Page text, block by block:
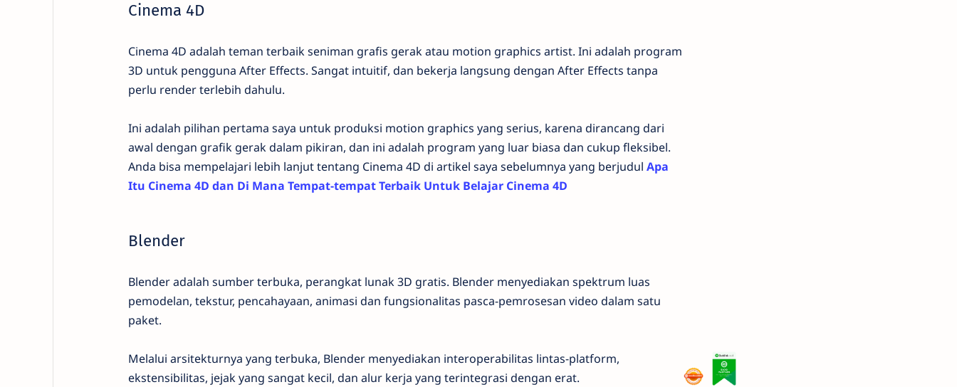
Cinema 4D
Cinema 4D adalah teman terbaik seniman grafis gerak atau motion graphics artist. Ini adalah program
3D untuk pengguna After Effects. Sangat intuitif, dan bekerja langsung dengan After Effects tanpa
perlu render terlebih dahulu.
Ini adalah pilihan pertama saya untuk produksi motion graphics yang serius, karena dirancang dari
awal dengan grafik gerak dalam pikiran, dan ini adalah program yang luar biasa dan cukup fleksibel.
Anda bisa mempelajari lebih lanjut tentang Cinema 4D di artikel saya sebelumnya yang berjudul Apa
Itu Cinema 4D dan Di Mana Tempat-tempat Terbaik Untuk Belajar Cinema 4D
Blender
Blender adalah sumber terbuka, perangkat lunak 3D gratis. Blender menyediakan spektrum luas
pemodelan, tekstur, pencahayaan, animasi dan fungsionalitas pasca-pemrosesan video dalam satu
paket.
Melalui arsitekturnya yang terbuka, Blender menyediakan interoperabilitas lintas-platform,
ekstensibilitas, jejak yang sangat kecil, dan alur kerja yang terintegrasi dengan erat.